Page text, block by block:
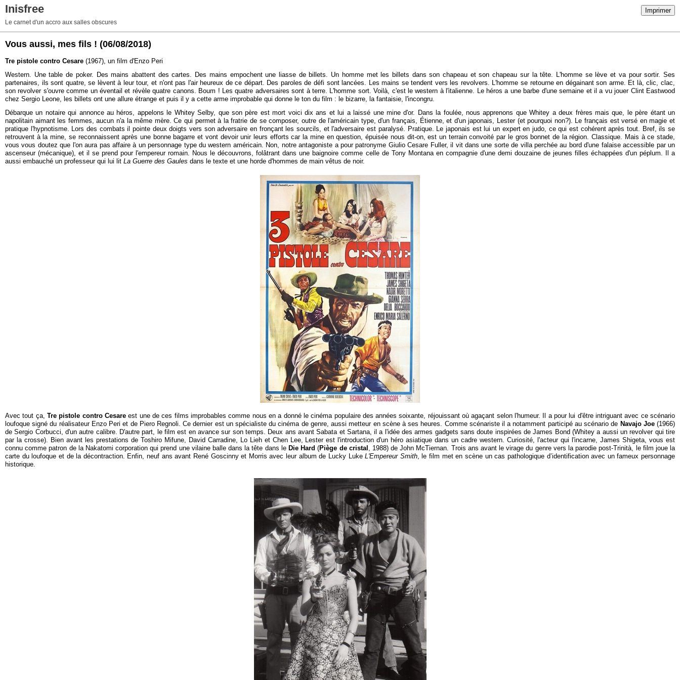
Imprimer
Inisfree
Le carnet d'un accro aux salles obscures
Vous aussi, mes fils ! (06/08/2018)
Tre pistole contro Cesare (1967), un film d'Enzo Peri
Western. Une table de poker. Des mains abattent des cartes. Des mains empochent une liasse de billets. Un homme met les billets dans son chapeau et son chapeau sur la tête. L'homme se lève et va pour sortir. Ses
partenaires, ils sont quatre, se lèvent à leur tour, et n'ont pas l'air heureux de ce départ. Des paroles de défi sont lancées. Les mains se tendent vers les revolvers. L'homme se retourne en dégainant son arme. Et là, clic, clac,
son revolver s'ouvre comme un éventail et révèle quatre canons. Boum ! Les quatre adversaires sont à terre. L'homme sort. Voilà, c'est le western à l'italienne. Le héros a une barbe d'une semaine et il a vu jouer Clint Eastwood
chez Sergio Leone, les billets ont une allure étrange et puis il y a cette arme improbable qui donne le ton du film : le bizarre, la fantaisie, l'incongru.
Débarque un notaire qui annonce au héros, appelons le Whitey Selby, que son père est mort voici dix ans et lui a laissé une mine d'or. Dans la foulée, nous apprenons que Whitey a deux frères mais que, le père étant un
napolitain aimant les femmes, aucun n'a la même mère. Ce qui permet à la fratrie de se composer, outre de l'américain type, d'un français, Étienne, et d'un japonais, Lester (et pourquoi non?). Le français est versé en magie et
pratique l'hypnotisme. Lors des combats il pointe deux doigts vers son adversaire en fronçant les sourcils, et l'adversaire est paralysé. Pratique. Le japonais est lui un expert en judo, ce qui est cohérent après tout. Bref, ils se
retrouvent à la mine, se reconnaissent après une bonne bagarre et vont devoir unir leurs efforts car la mine en question, épuisée nous dit-on, est un terrain convoité par le gros bonnet de la région. Classique. Mais à ce stade,
vous vous doutez que l'on aura pas affaire à un personnage type du western américain. Non, notre antagoniste a pour patronyme Giulio Cesare Fuller, il vit dans une sorte de villa perchée au bord d'une falaise accessible par un
ascenseur (mécanique), et il se prend pour l'empereur romain. Nous le découvrons, folâtrant dans une baignoire comme celle de Tony Montana en compagnie d'une demi douzaine de jeunes filles échappées d'un péplum. Il a
aussi embauché un professeur qui lui lit La Guerre des Gaules dans le texte et une horde d'hommes de main vêtus de noir.
Avec tout ça, Tre pistole contro Cesareest une de ces films improbables comme nous en a donné le cinéma populaire des années soixante, réjouissant où agaçant selon l'humeur. Il a pour lui d'être intriguant avec ce scénario
loufoque signé du réalisateur Enzo Peri et de Piero Regnoli. Ce dernier est un spécialiste du cinéma de genre, aussi metteur en scène à ses heures. Comme scénariste il a notamment participé au scénario de Navajo Joe(1966)
de Sergio Corbucci, d'un autre calibre. D'autre part, le film est en avance sur son temps. Deux ans avant Sabata et Sartana, il a l'idée des armes gadgets sans doute inspirées de James Bond (Whitey a aussi un revolver qui tire
par la crosse). Bien avant les prestations de Toshiro Mifune, David Carradine, Lo Lieh et Chen Lee, Lester est l'introduction d'un héro asiatique dans un cadre western. Curiosité, l'acteur qui l'incarne, James Shigeta, vous est
connu comme patron de la Nakatomi corporation qui prend une vilaine balle dans la tête dans le Die Hard (Piège de cristal , 1988) de John McTiernan. Trois ans avant le virage du genre vers la parodie post-Trinità, le film joue la
carte du loufoque et de la décontraction. Enfin, neuf ans avant René Goscinny et Morris avec leur album de Lucky LukeL'Empereur Smith, le film met en scène un cas pathologique d’identification avec un fameux personnage
historique.